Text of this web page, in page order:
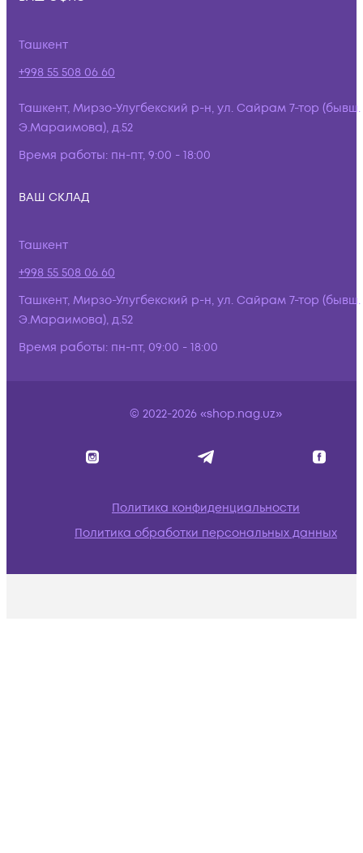
Ташкент
+998 55 508 06 60
Ташкент, Мирзо-Улугбекский р-н, ул. Сайрам 7-тор (бывш.
Э.Мараимова), д.52
Время работы: пн-пт, 9:00 - 18:00
ВАШ СКЛАД
Ташкент
+998 55 508 06 60
Ташкент, Мирзо-Улугбекский р-н, ул. Сайрам 7-тор (бывш.
Э.Мараимова), д.52
Время работы: пн-пт, 09:00 - 18:00
© 2022-2026 «shop.nag.uz»
Политика конфиденциальности
Политика обработки персональных данных